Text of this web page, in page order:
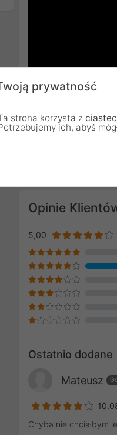
Opinie
5,00
Ostatnio dodane
Mateusz
Chyba nie chciałbym
prywatność
strona korzysta z
ich, abyś